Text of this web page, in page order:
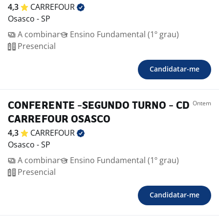
4,3
CARREFOUR
Osasco - SP
A combinar
Ensino Fundamental (1º grau)
Presencial
Candidatar-me
CONFERENTE -SEGUNDO TURNO - CD
CARREFOUR OSASCO
Ontem
4,3
CARREFOUR
Osasco - SP
A combinar
Ensino Fundamental (1º grau)
Presencial
Candidatar-me